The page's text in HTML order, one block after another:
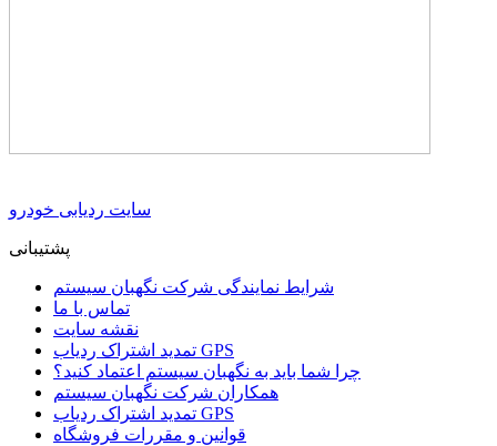
سایت ردیابی خودرو
پشتیبانی
شرایط نمایندگی شرکت نگهبان سیستم
تماس با ما
نقشه سایت
تمدید اشتراک ردیاب GPS
چرا شما باید به نگهبان سیستم اعتماد کنید؟
همکاران شرکت نگهبان سیستم
تمدید اشتراک ردیاب GPS
قوانین و مقررات فروشگاه